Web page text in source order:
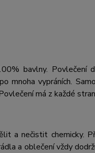
bavlny. Povlečení
mnoha vypráních.
má z každé
a nečistit chemicky.
a oblečení vždy